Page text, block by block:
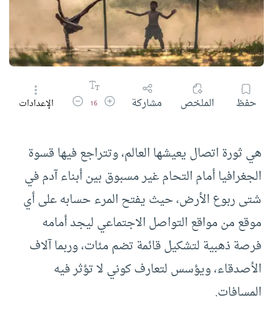
حفظ الملخص مشاركة زيادة حجم الخط
16 تقليل حجم الخط
الإعدادات
هي ثورة اتصال يعيشها العالم، وتتراجع فيها قسوة
الجغرافيا أمام التحام غير مسبوق بين أبناء آدم في
شتى ربوع الأرض، حيث يفتح المرء حسابه على أي
موقع من مواقع التواصل الاجتماعي ليجد أمامه
فرصة ذهبية لتشكيل قائمة تضم مئات، وربما آلاف
الأصدقاء، ويؤسس لتعارف كوني لا تؤثر فيه
المسافات.